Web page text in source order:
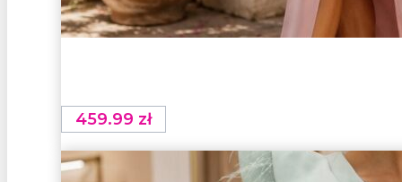
459.99 zł